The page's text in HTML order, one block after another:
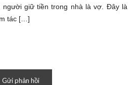
giữ tiền trong nhà là vợ. Đây là
tác […]
Gửi phản hồi